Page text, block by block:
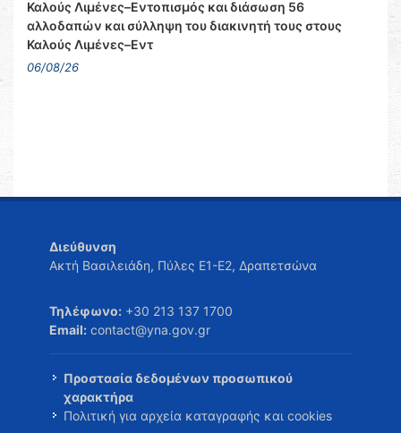
Καλούς Λιμένες–Εντοπισμός και διάσωση 56
αλλοδαπών και σύλληψη του διακινητή τους στους
Καλούς Λιμένες–Εντ
06/08/26
Διεύθυνση
Ακτή Βασιλειάδη, Πύλες Ε1-Ε2, Δραπετσώνα
Τηλέφωνο: +30 213 137 1700
Email: contact@yna.gov.gr
Προστασία δεδομένων προσωπικού
χαρακτήρα
Πολιτική για αρχεία καταγραφής και cookies